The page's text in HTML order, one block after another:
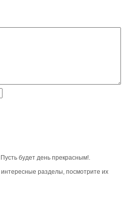
будет день прекрасным!.
разделы, посмотрите их